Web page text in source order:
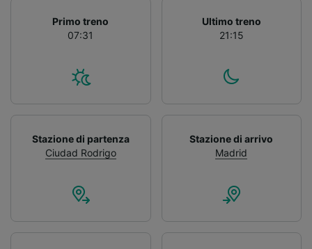
Primo treno
07:31
Ultimo treno
21:15
Stazione di partenza
Ciudad Rodrigo
Stazione di arrivo
Madrid